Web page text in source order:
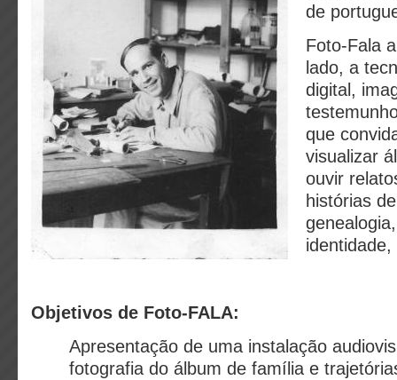
de
Foto-Fala
lado, a
digital,
que
visualizar
ouvir
histórias
Objetivos de Foto-FALA:
Apresentação de uma instalação
fotografia do álbum de família e